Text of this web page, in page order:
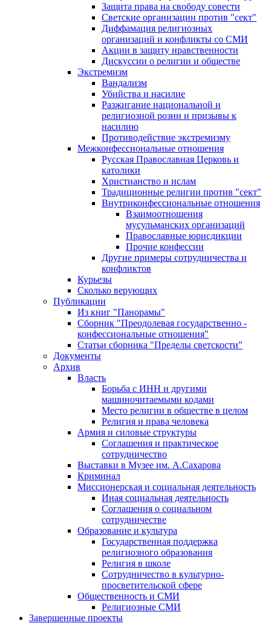
Защита права на свободу совести
Светские организации против "сект"
Диффамация религиозных
организаций и конфликты со СМИ
Акции в защиту нравственности
Дискуссии о религии и обществе
Экстремизм
Вандализм
Убийства и насилие
Разжигание национальной и
религиозной розни и призывы к
насилию
Противодействие экстремизму
Межконфессиональные отношения
Русская Православная Церковь и
католики
Христианство и ислам
Традиционные религии против "сект"
Внутриконфессиональные отношения
Взаимоотношения
мусульманских организаций
Православные юрисдикции
Прочие конфессии
Другие примеры сотрудничества и
конфликтов
Курьезы
Сколько верующих
Публикации
Из книг "Панорамы"
Сборник "Преодолевая государственно -
конфессиональные отношения"
Статьи сборника "Пределы светскости"
Документы
Архив
Власть
Борьба с ИНН и другими
машиночитаемыми кодами
Место религии в обществе в целом
Религия и права человека
Армия и силовые структуры
Соглашения и практическое
сотрудничество
Выставки в Музее им. А.Сахарова
Криминал
Миссионерская и социальная деятельность
Иная социальная деятельность
Соглашения о социальном
сотрудничестве
Образование и культура
Государственная поддержка
религиозного образования
Религия в школе
Сотрудничество в культурно-
просветительской сфере
Общественность и СМИ
Религиозные СМИ
Завершенные проекты